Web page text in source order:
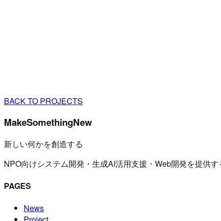
BACK TO PROJECTS
MakeSomethingNew
新しい何かを創造する
NPO向けシステム開発・生成AI活用支援・Web開発を提供
PAGES
News